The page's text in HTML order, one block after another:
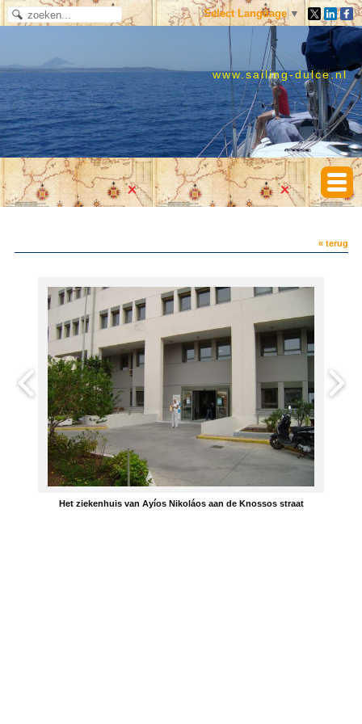
Select Language ▼
www.sailing-dulce.nl
« terug
Het ziekenhuis van Ayíos Nikoláos aan de Knossos straat